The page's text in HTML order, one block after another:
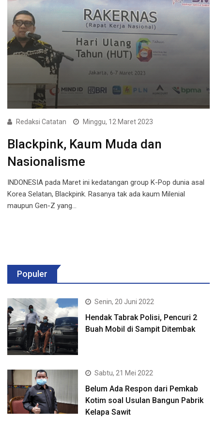
Redaksi Catatan Minggu, 12 Maret 2023
Blackpink, Kaum Muda dan
Nasionalisme
INDONESIA pada Maret ini kedatangan group K-Pop dunia asal
Korea Selatan, Blackpink. Rasanya tak ada kaum Milenial
maupun Gen-Z yang…
Populer
Senin, 20 Juni 2022
Hendak Tabrak Polisi, Pencuri 2
Buah Mobil di Sampit Ditembak
Sabtu, 21 Mei 2022
Belum Ada Respon dari Pemkab
Kotim soal Usulan Bangun Pabrik
Kelapa Sawit